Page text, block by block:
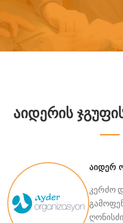
ᲐᲘᲓᲔᲠᲘᲡ
აიდერ
კერძო